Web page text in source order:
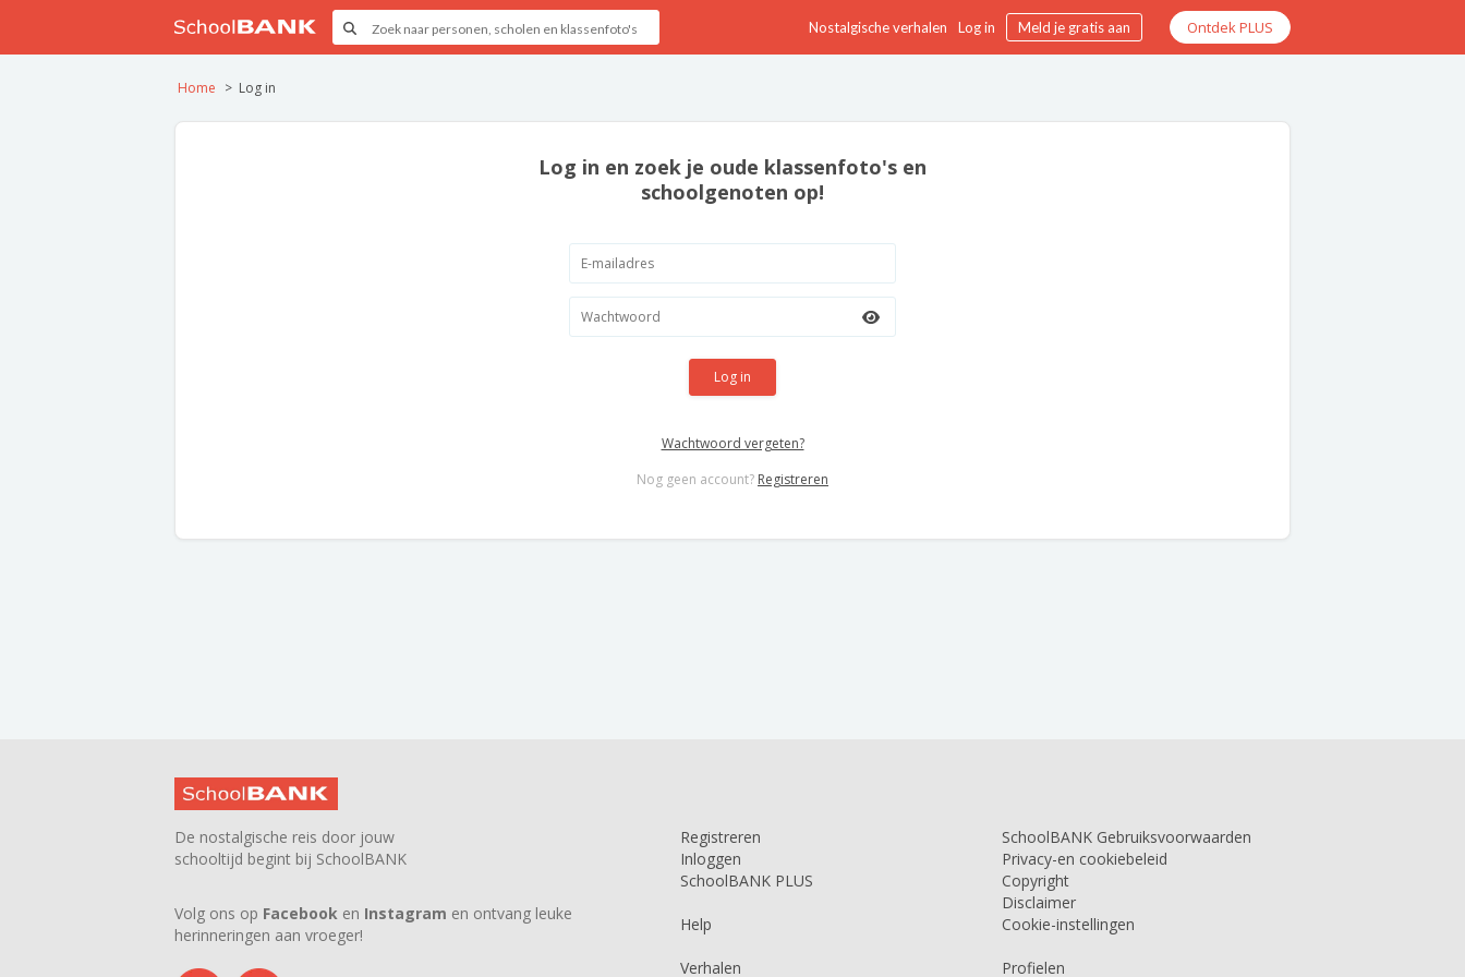
Nostalgische verhalen Log in Meld je gratis aan Ontdek PLUS
Home Log in
Log in en zoek je oude klassenfoto's en
schoolgenoten op!
Log in
Wachtwoord vergeten?
Nog geen account? Registreren
De nostalgische reis door jouw
schooltijd begint bij SchoolBANK
Volg ons op Facebook en Instagram en ontvang leuke
herinneringen aan vroeger!
Registreren
Inloggen
SchoolBANK PLUS
Help
Verhalen
SchoolBANK Gebruiksvoorwaarden
Privacy-en cookiebeleid
Copyright
Disclaimer
Cookie-instellingen
Profielen